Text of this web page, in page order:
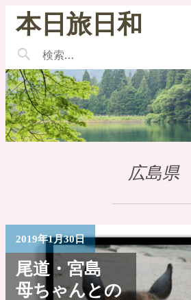
本日旅日和
広島県
2019年1月30日
尾道・宮島
母ちゃんとの